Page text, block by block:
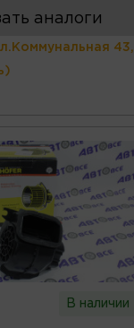
аналоги
43,
В наличии